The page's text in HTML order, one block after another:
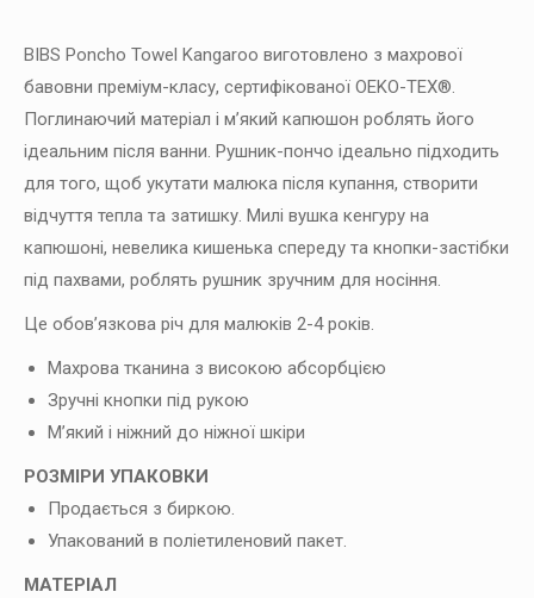
BIBS Poncho Towel Kangaroo виготовлено з махрової
бавовни преміум-класу, сертифікованої OEKO-TEX®.
Поглинаючий матеріал і м’який капюшон роблять його
ідеальним після ванни. Рушник-пончо ідеально підходить
для того, щоб укутати малюка після купання, створити
відчуття тепла та затишку. Милі вушка кенгуру на
капюшоні, невелика кишенька спереду та кнопки-застібки
під пахвами, роблять рушник зручним для носіння.
Це обов’язкова річ для малюків 2-4 років.
Махрова тканина з високою абсорбцією
Зручні кнопки під рукою
М’який і ніжний до ніжної шкіри
РОЗМІРИ УПАКОВКИ
Продається з биркою.
Упакований в поліетиленовий пакет.
МАТЕРІАЛ